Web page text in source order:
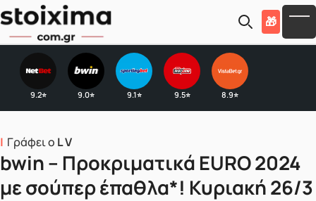
Skip to main content
🎁
9.2⭐ 9.0⭐ 9.1⭐ 9.5⭐ 8.9⭐
Γράφει ο L V
bwin – Προκριματικά EURO 2024
με σούπερ έπαθλα*! Κυριακή 26/3